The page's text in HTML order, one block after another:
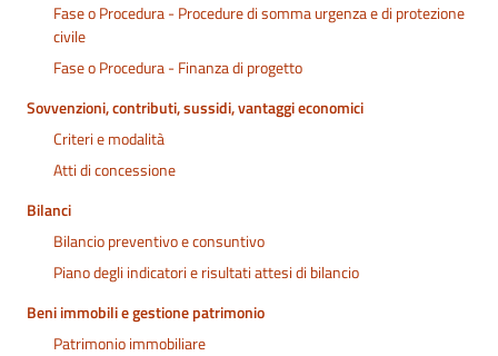
Fase o Procedura - Procedure di somma urgenza e di protezione
civile
Fase o Procedura - Finanza di progetto
Sovvenzioni, contributi, sussidi, vantaggi economici
Criteri e modalità
Atti di concessione
Bilanci
Bilancio preventivo e consuntivo
Piano degli indicatori e risultati attesi di bilancio
Beni immobili e gestione patrimonio
Patrimonio immobiliare